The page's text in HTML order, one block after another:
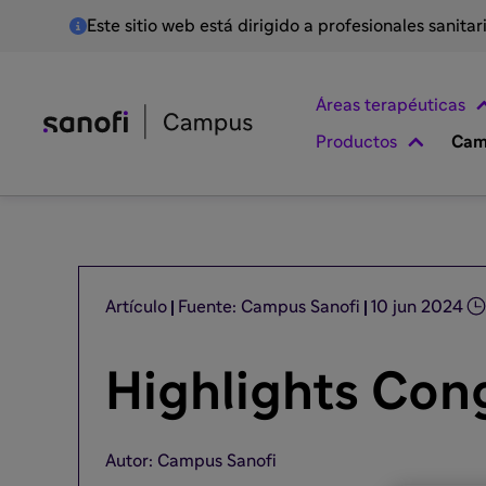
Este sitio web está dirigido a profesionales
Áreas terapéuticas
Productos
Artículo Fuente: Campus Sanofi 10 jun 2024
Highlights
Autor: Campus Sanofi